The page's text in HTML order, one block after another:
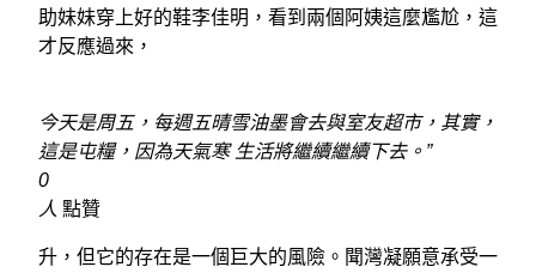
助妹妹穿上好的鞋李佳明，看到兩個阿姨這麼尷尬，這
才反應過來，
今天是周五，每週五晴雪油墨會去與室友超市，其實，
這是屯糧，因為天氣寒 生活將繼續繼續下去。”
0
人 點贊
升，但它的存在是一個巨大的風險。聞灣凝願意承受一